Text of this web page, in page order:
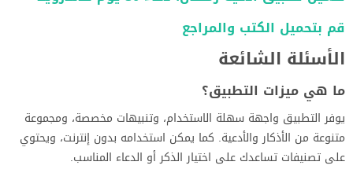
قم بتحميل الكتب والمراجع
الأسئلة الشائعة
ما هي ميزات التطبيق؟
يوفر التطبيق واجهة سهلة الاستخدام، وتنبيهات مخصصة، ومجموعة
متنوعة من الأذكار والأدعية. كما يمكن استخدامه بدون إنترنت، ويحتوي
على تصنيفات تساعدك على اختيار الذكر أو الدعاء المناسب.